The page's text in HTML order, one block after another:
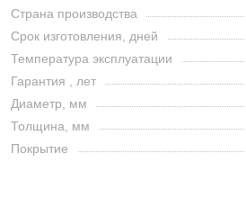
Страна производства
Срок изготовления, дней
Температура эксплуатации
Гарантия , лет
Диаметр, мм
Толщина, мм
Покрытие